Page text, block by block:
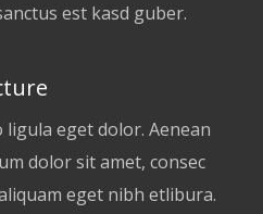
est kasd guber.
ligula eget dolor. Aenean
dolor sit amet, consec
eget nibh etlibura.